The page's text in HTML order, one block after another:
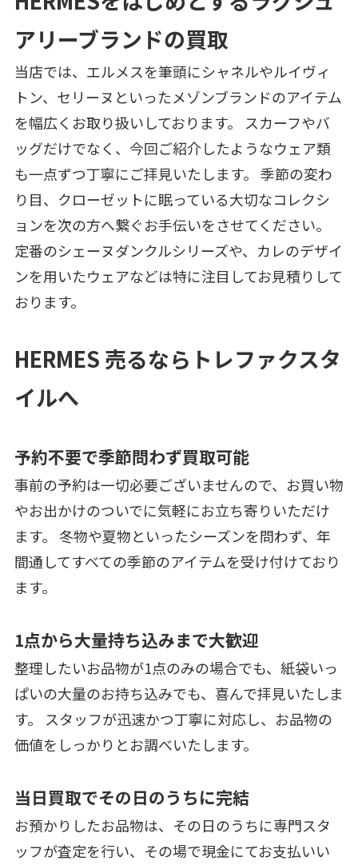
アリーブランドの買取
当店では、エルメスを筆頭にシャネルやルイヴィ
トン、セリーヌといったメゾンブランドのアイテム
を幅広くお取り扱いしております。 スカーフやバ
ッグだけでなく、今回ご紹介したようなウェア類
も一点ずつ丁寧にご拝見いたします。 季節の変わ
り目、クローゼットに眠っている大切なコレクシ
ョンを次の方へ繋ぐお手伝いをさせてください。
定番のシェーヌダンクルシリーズや、カレのデザイ
ンを用いたウェアなどは特に注目してお見積りして
おります。
HERMES 売るならトレファクスタ
イルへ
予約不要で季節問わず買取可能
事前の予約は一切必要ございませんので、お買い物
やお出かけのついでに気軽にお立ち寄りいただけ
ます。 冬物や夏物といったシーズンを問わず、年
間通してすべての季節のアイテムを受け付けており
ます。
1点から大量持ち込みまで大歓迎
整理したいお品物が1点のみの場合でも、紙袋いっ
ぱいの大量のお持ち込みでも、喜んで拝見いたしま
す。 スタッフが迅速かつ丁寧に対応し、お品物の
価値をしっかりとお調べいたします。
当日買取でその日のうちに完結
お預かりしたお品物は、その日のうちに専門スタ
ッフが査定を行い、その場で現金にてお支払いい